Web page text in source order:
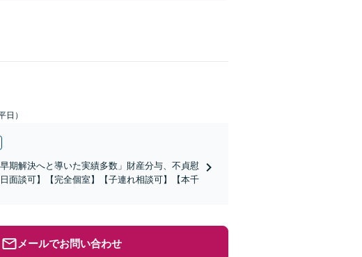
日）
期解決へと導いた実績多数」財産分与、不貞慰
面談可】【完全個室】【子連れ相談可】【本千
メールでお問い合わせ